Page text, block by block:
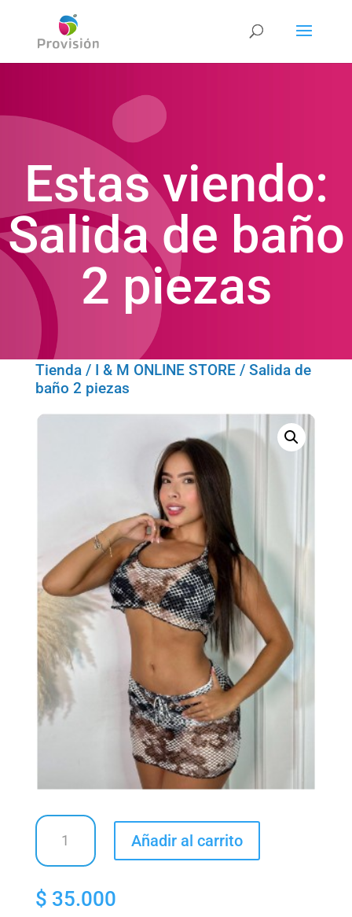
Estas viendo:
Salida de baño
2 piezas
Tienda/ I & M ONLINE STORE/ Salida de
baño 2 piezas
Salida
baño
piezas
Añadir al carrito
$ 35.000